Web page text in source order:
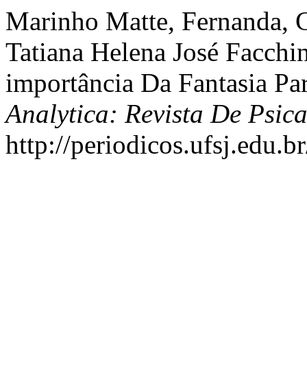
Marinho Matte, Fernanda,
Tatiana Helena José
importância Da Fantasia
Analytica: Revista De
http://